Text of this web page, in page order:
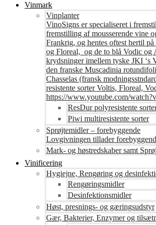
Vinmark
Vinplanter
VinoSigns er specialiseret i
fremstilling af mousserende vine
Frankrig, og hentes oftest hertil
og Floreal, og de to blå Vodic og
krydsninger imellem tyske JKI ‘s
den franske Muscadinia
Chasselas (fransk
resistente sorter Voltis, Floreal,
https://www.youtube.com/
ResDur polyresistente
Piwi multiresistente sorter
Sprøjtemidler – forebyggende
Lovgivningen tillader
Mark- og høstredskaber samt
Vinificering
Hygiejne, Rengøring og
Rengøringsmidler
Desinfektionsmidler
Høst, presnings- og gæringsudstyr
Gær, Bakterier, Enzymer og